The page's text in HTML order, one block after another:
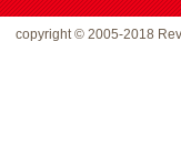
copyright © 2005-2018